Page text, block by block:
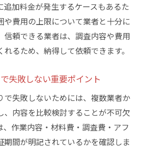
追加料金が発生するケースもあるた
や費用の上限について業者と十分に
信頼できる業者は、調査内容や費用
るため、納得して依頼できます。
失敗しない重要ポイント
で失敗しないためには、複数業者か
、内容を比較検討することが不可欠
、作業内容・材料費・調査費・アフ
期間が明記されているかを確認しま